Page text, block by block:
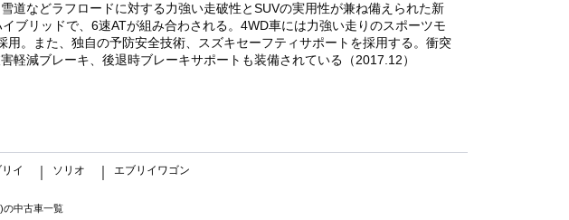
道などラフロードに対する力強い走破性とSUVの実用性が兼ね備えられた新
ブリッドで、6速ATが組み合わされる。4WD車には力強い走りのスポーツモ
。また、独自の予防安全技術、スズキセーフティサポートを採用する。衝突
減ブレーキ、後退時ブレーキサポートも装備されている（2017.12）
イ ソリオ エブリイワゴン
の中古車一覧